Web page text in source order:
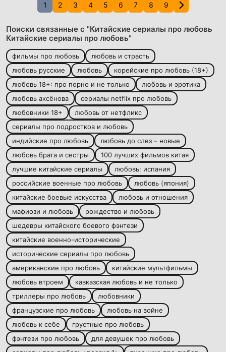
1 2 3 4 5 6 7 8 9
Поиски связанные с "Китайские сериалы про любовь
Китайские сериалы про любовь"
фильмы про любовь
любовь и страсть
любовь русские
любовь
корейские про любовь (18+)
любовь 18+: про порно и не только
любовь и эротика
любовь аксёнова
сериалы netflix про любовь
любовники 18+
любовь от нетфликс
сериалы про подростков и любовь
индийские про любовь
любовь до слез – новые
любовь брата и сестры
100 лучших фильмов китая
лучшие китайские сериалы
любовь: испания
российские военные про любовь
любовь (япония)
китайские боевые искусства
любовь и отношения
мафиози и любовь
рождество и любовь
шедевры китайского боевого фэнтези
китайские военно-исторические
исторические сериалы про любовь
американские про любовь
китайские мультфильмы
любовь втроем
кавказская любовь и не только
триллеры про любовь
любовники
французские про любовь
любовь на войне
любовь к себе
грустные про любовь
фэнтези про любовь
для девушек про любовь